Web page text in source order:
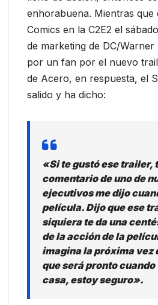
enhorabuena. Mientras que
Comics en la C2E2 el
de marketing de DC/
por un fan por el nuevo
de Acero, en respuesta, el
salido y ha dicho:
«Si te gustó ese trailer,
comentario de uno de
ejecutivos me dijo
película. Dijo que ese
siquiera te da una
de la acción de la
imagina la próxima vez
que será pronto cuando
casa, estoy seguro».